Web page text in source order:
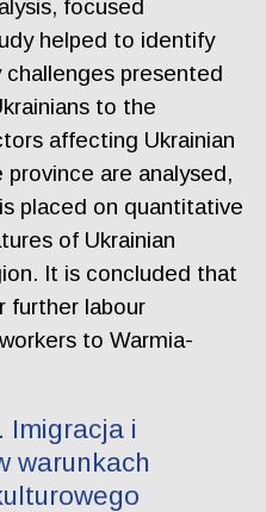
focused
helped to identify
presented
to the
affecting Ukrainian
are analysed,
placed on quantitative
of Ukrainian
It is concluded that
further labour
to Warmia-
Imigracja i
warunkach